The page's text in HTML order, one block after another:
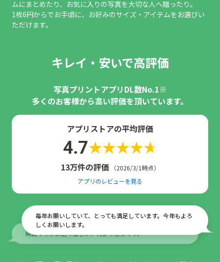
ムにまとめたり、お気に入りの写真を大切な人へ贈ったり。
1枚6円からでお手頃に、お好みのサイズ・アイテムをお選びい
ただけます。
キレイ・安いで高評価
写真プリントアプリDL数No.1※
多くのお客様から高い評価を頂いています。
アプリストアの平均評価
4.7
13万件の評価
（2026/3/1時点）
アプリのレビューを見る
綺麗で早い郵送で嬉しい、何より格安です。
毎年お願いしていて、とっても満足しています。今年もよろ
しくお願いします。